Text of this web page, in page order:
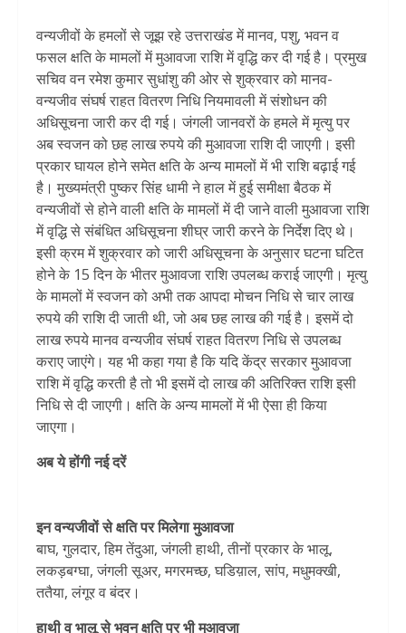
वन्यजीवों के हमलों से जूझ रहे उत्तराखंड में मानव, पशु, भवन व
फसल क्षति के मामलों में मुआवजा राशि में वृद्धि कर दी गई है। प्रमुख
सचिव वन रमेश कुमार सुधांशु की ओर से शुक्रवार को मानव-
वन्यजीव संघर्ष राहत वितरण निधि नियमावली में संशोधन की
अधिसूचना जारी कर दी गई। जंगली जानवरों के हमले में मृत्यु पर
अब स्वजन को छह लाख रुपये की मुआवजा राशि दी जाएगी। इसी
प्रकार घायल होने समेत क्षति के अन्य मामलों में भी राशि बढ़ाई गई
है। मुख्यमंत्री पुष्कर सिंह धामी ने हाल में हुई समीक्षा बैठक में
वन्यजीवों से होने वाली क्षति के मामलों में दी जाने वाली मुआवजा राशि
में वृद्धि से संबंधित अधिसूचना शीघ्र जारी करने के निर्देश दिए थे।
इसी क्रम में शुक्रवार को जारी अधिसूचना के अनुसार घटना घटित
होने के 15 दिन के भीतर मुआवजा राशि उपलब्ध कराई जाएगी। मृत्यु
के मामलों में स्वजन को अभी तक आपदा मोचन निधि से चार लाख
रुपये की राशि दी जाती थी, जो अब छह लाख की गई है। इसमें दो
लाख रुपये मानव वन्यजीव संघर्ष राहत वितरण निधि से उपलब्ध
कराए जाएंगे। यह भी कहा गया है कि यदि केंद्र सरकार मुआवजा
राशि में वृद्धि करती है तो भी इसमें दो लाख की अतिरिक्त राशि इसी
निधि से दी जाएगी। क्षति के अन्य मामलों में भी ऐसा ही किया
जाएगा।
अब ये होंगी नई दरें
इन वन्यजीवों से क्षति पर मिलेगा मुआवजा
बाघ, गुलदार, हिम तेंदुआ, जंगली हाथी, तीनों प्रकार के भालू,
लकड़बग्घा, जंगली सूअर, मगरमच्छ, घडिय़ाल, सांप, मधुमक्खी,
ततैया, लंगूर व बंदर।
हाथी व भालू से भवन क्षति पर भी मुआवजा